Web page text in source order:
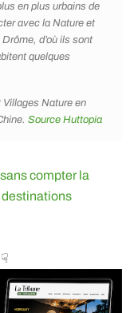
en plus urbains de
avec la Nature et
d’où ils sont
quelques
Nature en
Source Huttopia
compter la
destinations